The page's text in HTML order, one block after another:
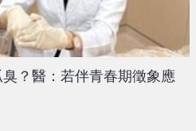
？醫：若伴青春期徵象應